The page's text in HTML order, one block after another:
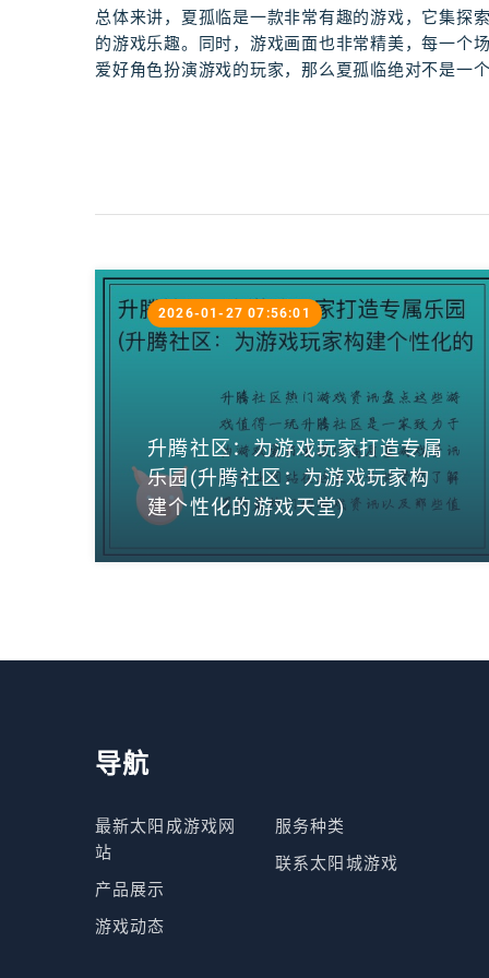
总体来讲，夏孤临是一款非常有趣的游戏，它集探
的游戏乐趣。同时，游戏画面也非常精美，每一个
爱好角色扮演游戏的玩家，那么夏孤临绝对不是一
升腾社区：为游戏玩家打造专属
乐园(升腾社区：为游戏玩家构
建个性化的游戏天堂)
2026-01-27 07:56:01
导航
最新太阳成游戏网
站
产品展示
游戏动态
服务种类
联系太阳城游戏